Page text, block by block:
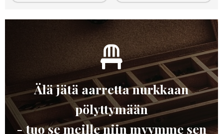
Älä jätä aarretta nurkkaan
pölyttymään
- tuo se meille niin myymme sen